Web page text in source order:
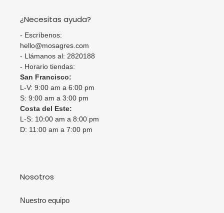
¿Necesitas ayuda?
- Escríbenos:
hello@mosagres.com
- Llámanos al: 2820188
- Horario tiendas:
San Francisco:
L-V: 9:00 am a 6:00 pm
S: 9:00 am a 3:00 pm
Costa del Este:
L-S: 10:00 am a 8:00 pm
D: 11:00 am a 7:00 pm
Nosotros
Nuestro equipo